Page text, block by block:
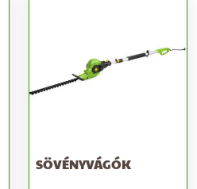
SÖVÉNYVÁGÓK